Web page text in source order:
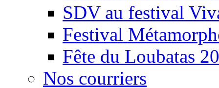
SDV au festival
Festival
Fête du Loubatas
Nos courriers